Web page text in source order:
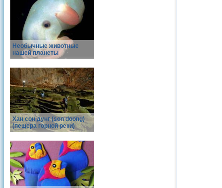
Необычные животные
нашей планеты
Хан сон дунг (son doong)
(пещера горной реки)